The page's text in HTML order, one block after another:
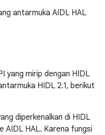
antarmuka AIDL HAL
yang mirip dengan HIDL
HIDL 2.1, berikut
diperkenalkan di HIDL
AIDL HAL. Karena fungsi